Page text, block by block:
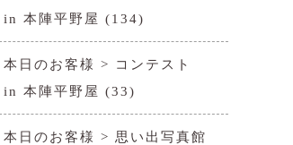
in 本陣平野屋 (134)
本日のお客様 > コンテスト
in 本陣平野屋 (33)
本日のお客様 > 思い出写真館